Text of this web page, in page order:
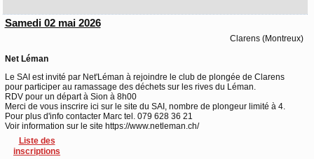
Samedi 02 mai 2026
Clarens (Montreux)
Net Léman
Le SAI est invité par Net'Léman à rejoindre le club de plongée de Clarens
pour participer au ramassage des déchets sur les rives du Léman.
RDV pour un départ à Sion à 8h00
Merci de vous inscrire ici sur le site du SAI, nombre de plongeur limité à 4.
Pour plus d'info contacter Marc tel. 079 628 36 21
Voir information sur le site https://www.netleman.ch/
Liste des
inscriptions